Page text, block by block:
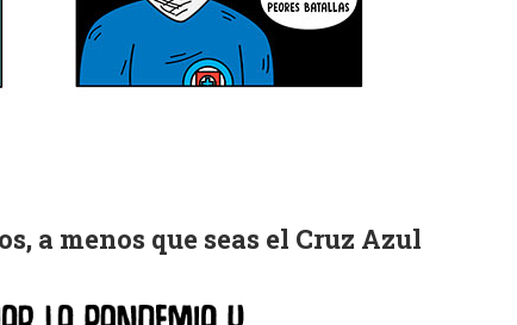
a menos que seas el Cruz Azul